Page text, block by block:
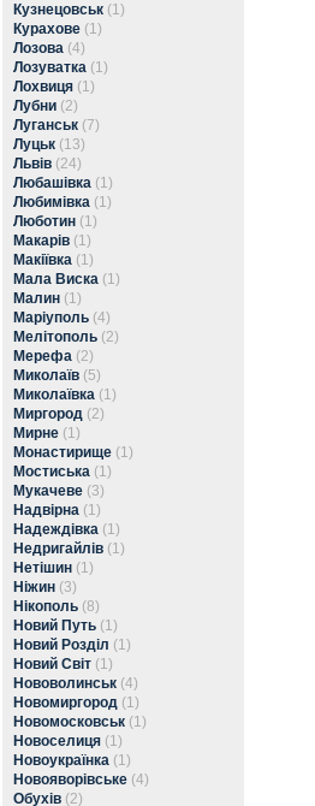
Кузнецовськ (1)
Курахове (1)
Лозова (4)
Лозуватка (1)
Лохвиця (1)
Лубни (2)
Луганськ (7)
Луцьк (13)
Львів (24)
Любашівка (1)
Любимівка (1)
Люботин (1)
Макарів (1)
Макіївка (1)
Мала Виска (1)
Малин (1)
Маріуполь (4)
Мелітополь (2)
Мерефа (2)
Миколаїв (5)
Миколаївка (1)
Миргород (2)
Мирне (1)
Монастирище (1)
Мостиська (1)
Мукачеве (3)
Надвірна (1)
Надеждівка (1)
Недригайлів (1)
Нетішин (1)
Ніжин (3)
Нікополь (8)
Новий Путь (1)
Новий Розділ (1)
Новий Світ (1)
Нововолинськ (4)
Новомиргород (1)
Новомосковськ (1)
Новоселиця (1)
Новоукраїнка (1)
Новояворівське (4)
Обухів (2)